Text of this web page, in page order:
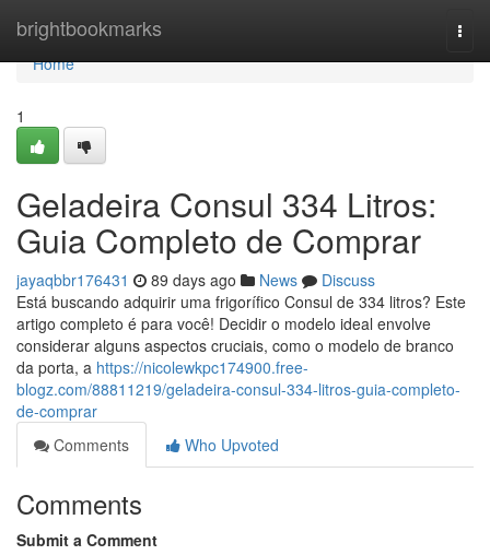
brightbookmarks
Home
Home
1
Geladeira Consul 334 Litros:
Guia Completo de Comprar
jayaqbbr176431 89 days ago News
Discuss
Está buscando adquirir uma frigorífico Consul de 334 litros? Este
artigo completo é para você! Decidir o modelo ideal envolve
considerar alguns aspectos cruciais, como o modelo de branco
da porta, a https://nicolewkpc174900.free-
blogz.com/88811219/geladeira-consul-334-litros-guia-completo-
de-comprar
Comments
Who Upvoted
Comments
Submit a Comment